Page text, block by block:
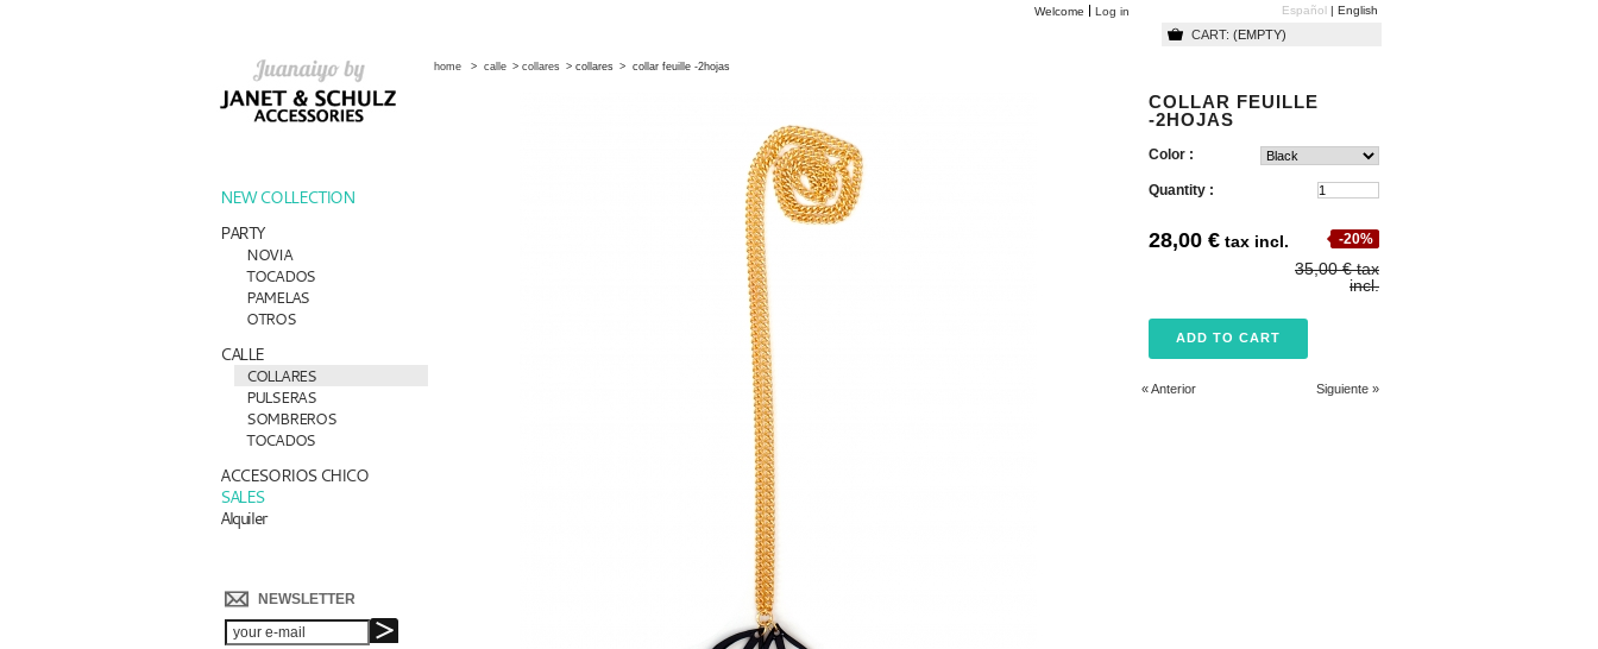
English
Español
CART: (EMPTY)
Welcome Log in
NEW COLLECTION
PARTY
NOVIA
TOCADOS
PAMELAS
OTROS
CALLE
COLLARES
PULSERAS
SOMBREROS
TOCADOS
ACCESORIOS CHICO
SALES
Alquiler
NEWSLETTER
home > calle > collares > collares > collar feuille -2hojas
COLLAR FEUILLE
-2HOJAS
Color :
Quantity :
28,00 € tax incl. -20%
35,00 €tax
incl.
« Anterior Siguiente »